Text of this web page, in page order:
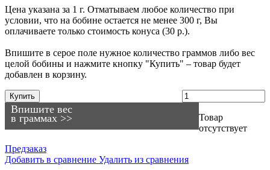
Цена указана за 1 г. Отматываем любое количество при
условии, что на бобине остается не менее 300 г, Вы
оплачиваете только стоимость конуса (30 р.).
Впишите в серое поле нужное количество граммов либо вес
целой бобины и нажмите кнопку "Купить" – товар будет
добавлен в корзину.
Впишите вес
в граммах >>
Купить
Товар
отсутствует
Предзаказ
Добавить в сравнение Удалить из сравнения